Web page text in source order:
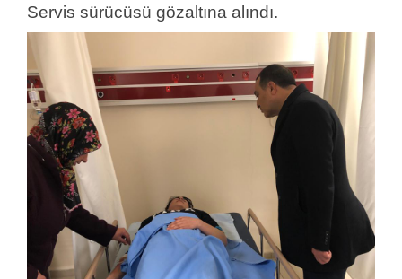
Servis sürücüsü gözaltına alındı.